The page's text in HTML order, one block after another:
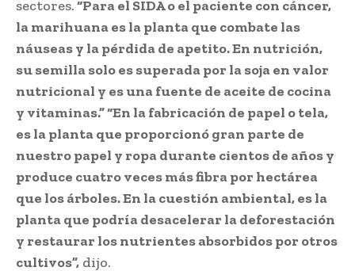
sectores.“Para el SIDA o el paciente con cáncer,
la marihuana es la planta que combate las
náuseas y la pérdida de apetito. En nutrición,
su semilla solo es superada por la soja en valor
nutricional y es una fuente de aceite de cocina
y vitaminas.” “En la fabricación de papel o tela,
es la planta que proporcionó gran parte de
nuestro papel y ropa durante cientos de años y
produce cuatro veces más fibra por hectárea
que los árboles. En la cuestión ambiental, es la
planta que podría desacelerar la deforestación
y restaurar los nutrientes absorbidos por otros
cultivos”, dijo.